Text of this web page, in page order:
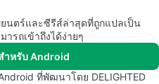
นตร์และซีรีส์ล่าสุดที่ถูกแปลเป็น
รถเข้าถึงได้ง่ายๆ
ำหรับ Android
ที่พัฒนาโดย DELIGHTED